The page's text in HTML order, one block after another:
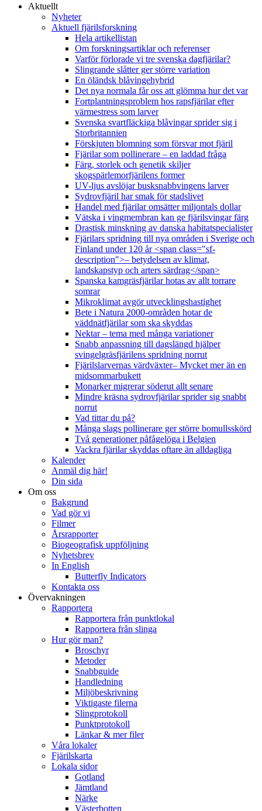
Aktuellt
Nyheter
Aktuell fjärilsforskning
Hela artikellistan
Om forskningsartiklar och referenser
Varför förlorade vi tre svenska dagfjärilar?
Slingrande slåtter ger större variation
En öländsk blåvingehybrid
Det nya normala får oss att glömma hur det var
Fortplantningsproblem hos rapsfjärilar efter
värmestress som larver
Svenska svartfläckiga blåvingar sprider sig i
Storbritannien
Förskjuten blomning som försvar mot fjäril
Fjärilar som pollinerare – en laddad fråga
Färg, storlek och genetik skiljer
skogspärlemorfjärilens former
UV-ljus avslöjar busksnabbvingens larver
Sydrovfjäril har smak för stadslivet
Handel med fjärilar omsätter miljontals dollar
Vätska i vingmembran kan ge fjärilsvingar färg
Drastisk minskning av danska habitatspecialister
Fjärilars spridning till nya områden i Sverige och
Finland under 120 år <span class="sf-
description">– betydelsen av klimat,
landskapstyp och arters särdrag</span>
Spanska kamgräsfjärilar hotas av allt torrare
somrar
Mikroklimat avgör utvecklingshastighet
Bete i Natura 2000-områden hotar de
väddnätfjärilar som ska skyddas
Nektar – tema med många variationer
Snabb anpassning till dagslängd hjälper
svingelgräsfjärilens spridning norrut
Fjärilslarvernas värdväxter– Mycket mer än en
midsommarbukett
Monarker migrerar söderut allt senare
Mindre kräsna sydrovfjärilar sprider sig snabbt
norrut
Vad tittar du på?
Många slags pollinerare ger större bomullsskörd
Två generationer påfågelöga i Belgien
Vackra fjärilar skyddas oftare än alldagliga
Kalender
Anmäl dig här!
Din sida
Om oss
Bakgrund
Vad gör vi
Filmer
Årsrapporter
Biogeografisk uppföljning
Nyhetsbrev
In English
Butterfly Indicators
Kontakta oss
Övervakningen
Rapportera
Rapportera från punktlokal
Rapportera från slinga
Hur gör man?
Broschyr
Metoder
Snabbguide
Handledning
Miljöbeskrivning
Viktigaste filerna
Slingprotokoll
Punktprotokoll
Länkar & mer filer
Våra lokaler
Fjärilskarta
Lokala sidor
Gotland
Jämtland
Närke
Västerbotten